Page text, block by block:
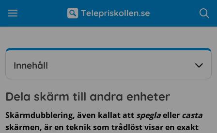
Innehåll
Dela skärm till andra enheter
Skärmdubblering, även kallat att speglaeller casta
skärmen, är en teknik som trådlöst visar en exakt